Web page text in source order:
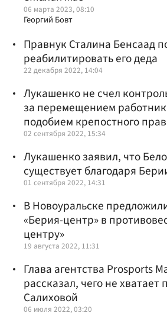
06 марта 2023, 08:10
Георгий Бовт
Правнук Сталина Бенсаад
реабилитировать его деда
22 декабря 2022, 14:04
Лукашенко не счел
за перемещением
подобием крепостного
02 сентября 2022, 15:34
Лукашенко заявил, что
существует благодаря
01 сентября 2022, 14:31
В Новоуральске
«Берия-центр» в
центру»
19 августа 2022, 11:31
Глава агентства Prosports
рассказал, чего не
Салиховой
06 июля 2022, 03:20